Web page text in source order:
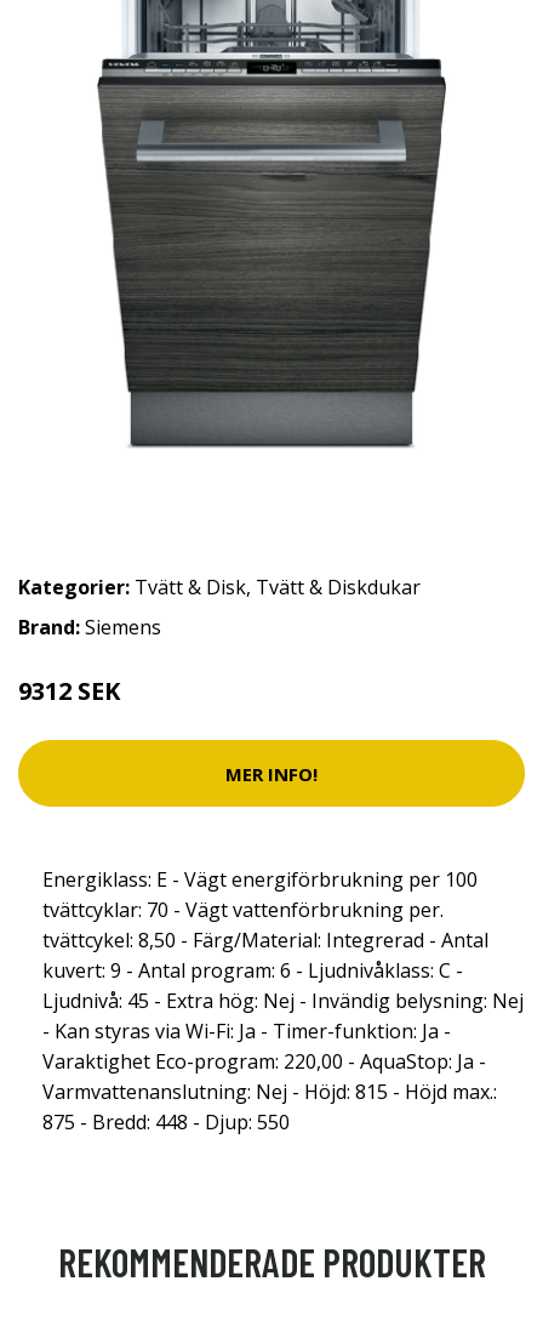
Kategorier: Tvätt & Disk, Tvätt & Diskdukar
Brand:Siemens
9312 SEK
MER INFO!
Energiklass: E - Vägt energiförbrukning per 100
tvättcyklar: 70 - Vägt vattenförbrukning per.
tvättcykel: 8,50 - Färg/Material: Integrerad - Antal
kuvert: 9 - Antal program: 6 - Ljudnivåklass: C -
Ljudnivå: 45 - Extra hög: Nej - Invändig belysning: Nej
- Kan styras via Wi-Fi: Ja - Timer-funktion: Ja -
Varaktighet Eco-program: 220,00 - AquaStop: Ja -
Varmvattenanslutning: Nej - Höjd: 815 - Höjd max.:
875 - Bredd: 448 - Djup: 550
REKOMMENDERADE PRODUKTER